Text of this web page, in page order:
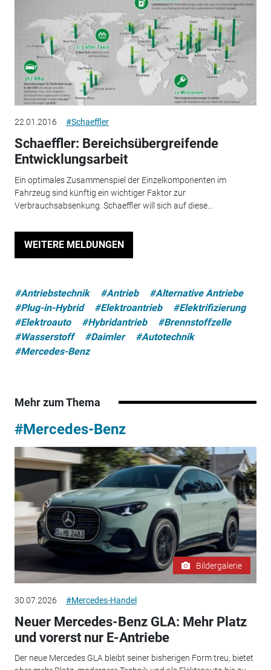
22.01.2016 #Schaeffler
Schaeffler: Bereichsübergreifende
Entwicklungsarbeit
Ein optimales Zusammenspiel der Einzelkomponenten im
Fahrzeug sind künftig ein wichtiger Faktor zur
Verbrauchsabsenkung. Schaeffler will sich auf diese...
WEITERE MELDUNGEN
#Antriebstechnik #Antrieb
#Alternative Antriebe
#Plug-in-Hybrid
#Elektroantrieb
#Elektrifizierung
#Elektroauto
#Hybridantrieb
#Brennstoffzelle
#Wasserstoff
#Daimler
#Autotechnik
#Mercedes-Benz
Mehr zum Thema
#Mercedes-Benz
Bildergalerie
30.07.2026 #Mercedes-Handel
Neuer Mercedes-Benz GLA: Mehr Platz
und vorerst nur E-Antriebe
Der neue Mercedes GLA bleibt seiner bisherigen Form treu, bietet